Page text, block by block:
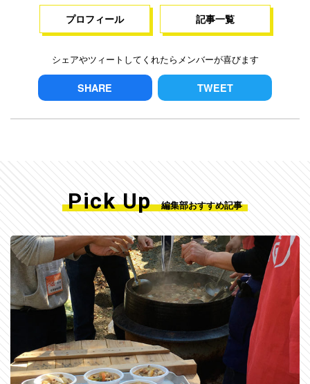
プロフィール 記事一覧
シェアやツィートしてくれたらメンバーが喜びます
SHARE TWEET
Pick Up 編集部おすすめ記事